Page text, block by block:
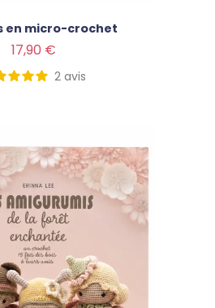
en micro-crochet
17,90 €
2 avis